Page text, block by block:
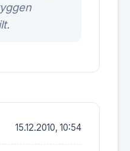
15.12.2010, 10:54